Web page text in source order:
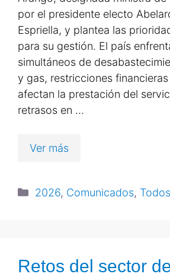
por el presidente electo
Espriella, y plantea las
para su gestión. El país
simultáneos de
y gas, restricciones
afectan la prestación del
retrasos en …
Ver más
2026, Comunicados, Todos
Retos del sector